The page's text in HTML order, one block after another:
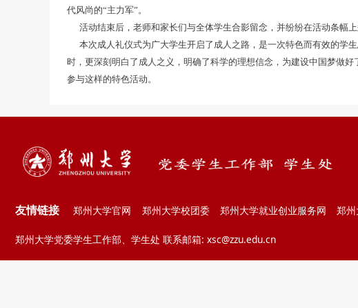
代风尚的“主力军”。
活动结束后，老师和家长们与全体学生合影留念，并纷纷在活动条幅
本次成人礼仪式为广大学生开启了成人之路，是一次特色而有效的学
时，更深刻明白了成人之义，明确了科学的理想信念，为建设中国梦做
参与这样的特色活动。
友情链接 郑州大学官网 郑州大学校团委 郑州大学就业创业服务网 郑
郑州大学党委学生工作部、学生处 联系邮箱: xsc@zzu.edu.cn